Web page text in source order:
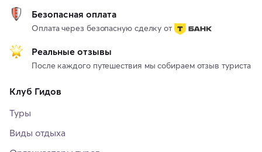
Безопасная оплата
Оплата через безопасную сделку от
Реальные отзывы
После каждого путешествия мы собираем отзыв туриста
Клуб Гидов
Туры
Виды отдыха